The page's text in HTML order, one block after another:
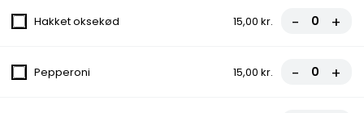
3. Pepperoni Pizza
Hakket oksekød 15,00 kr. - +
Pepperoni 15,00 kr. - +